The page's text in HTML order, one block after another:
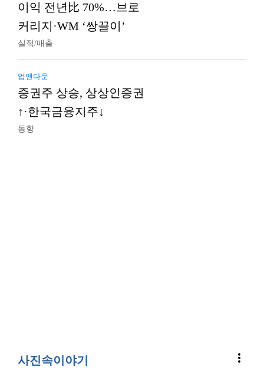
이익 전년比 70%…브로
커리지·WM ‘쌍끌이’
실적/매출
업앤다운
증권주 상승, 상상인증권
↑·한국금융지주↓
동향
사진속이야기 more_vert